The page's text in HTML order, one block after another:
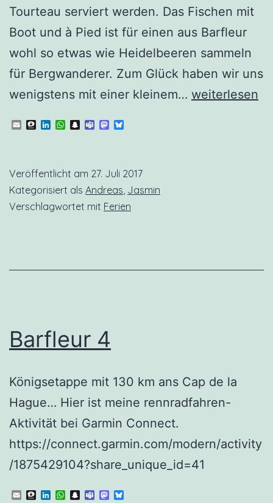
Tourteau serviert werden. Das Fischen mit
Boot und à Pied ist für einen aus Barfleur
wohl so etwas wie Heidelbeeren sammeln
für Bergwanderer. Zum Glück haben wir uns
wenigstens mit einer kleinem… Barfleur
weiterlesen
EmailThreema
LinkedIn
WhatsApp
Snapchat
TeamsMastodon
Veröffentlicht am 27. Juli 2017
Kategorisiert als Andreas Jasmin
Verschlagwortet mit Ferien
Barfleur 4
Königsetappe mit 130 km ans Cap de la
Hague… Hier ist meine rennradfahren-
Aktivität bei Garmin Connect.
https://connect.garmin.com/modern/activity
/1875429104?share_unique_id=41
EmailThreema
LinkedIn
WhatsApp
Snapchat
TeamsMastodon